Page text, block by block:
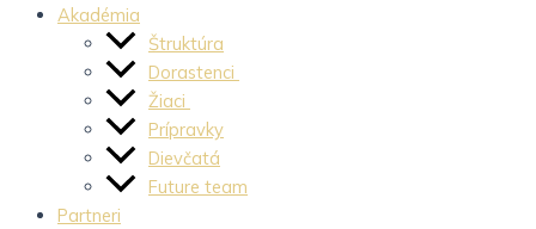
Akadémia
Štruktúra
Dorastenci
Žiaci
Prípravky
Dievčatá
Future team
Partneri